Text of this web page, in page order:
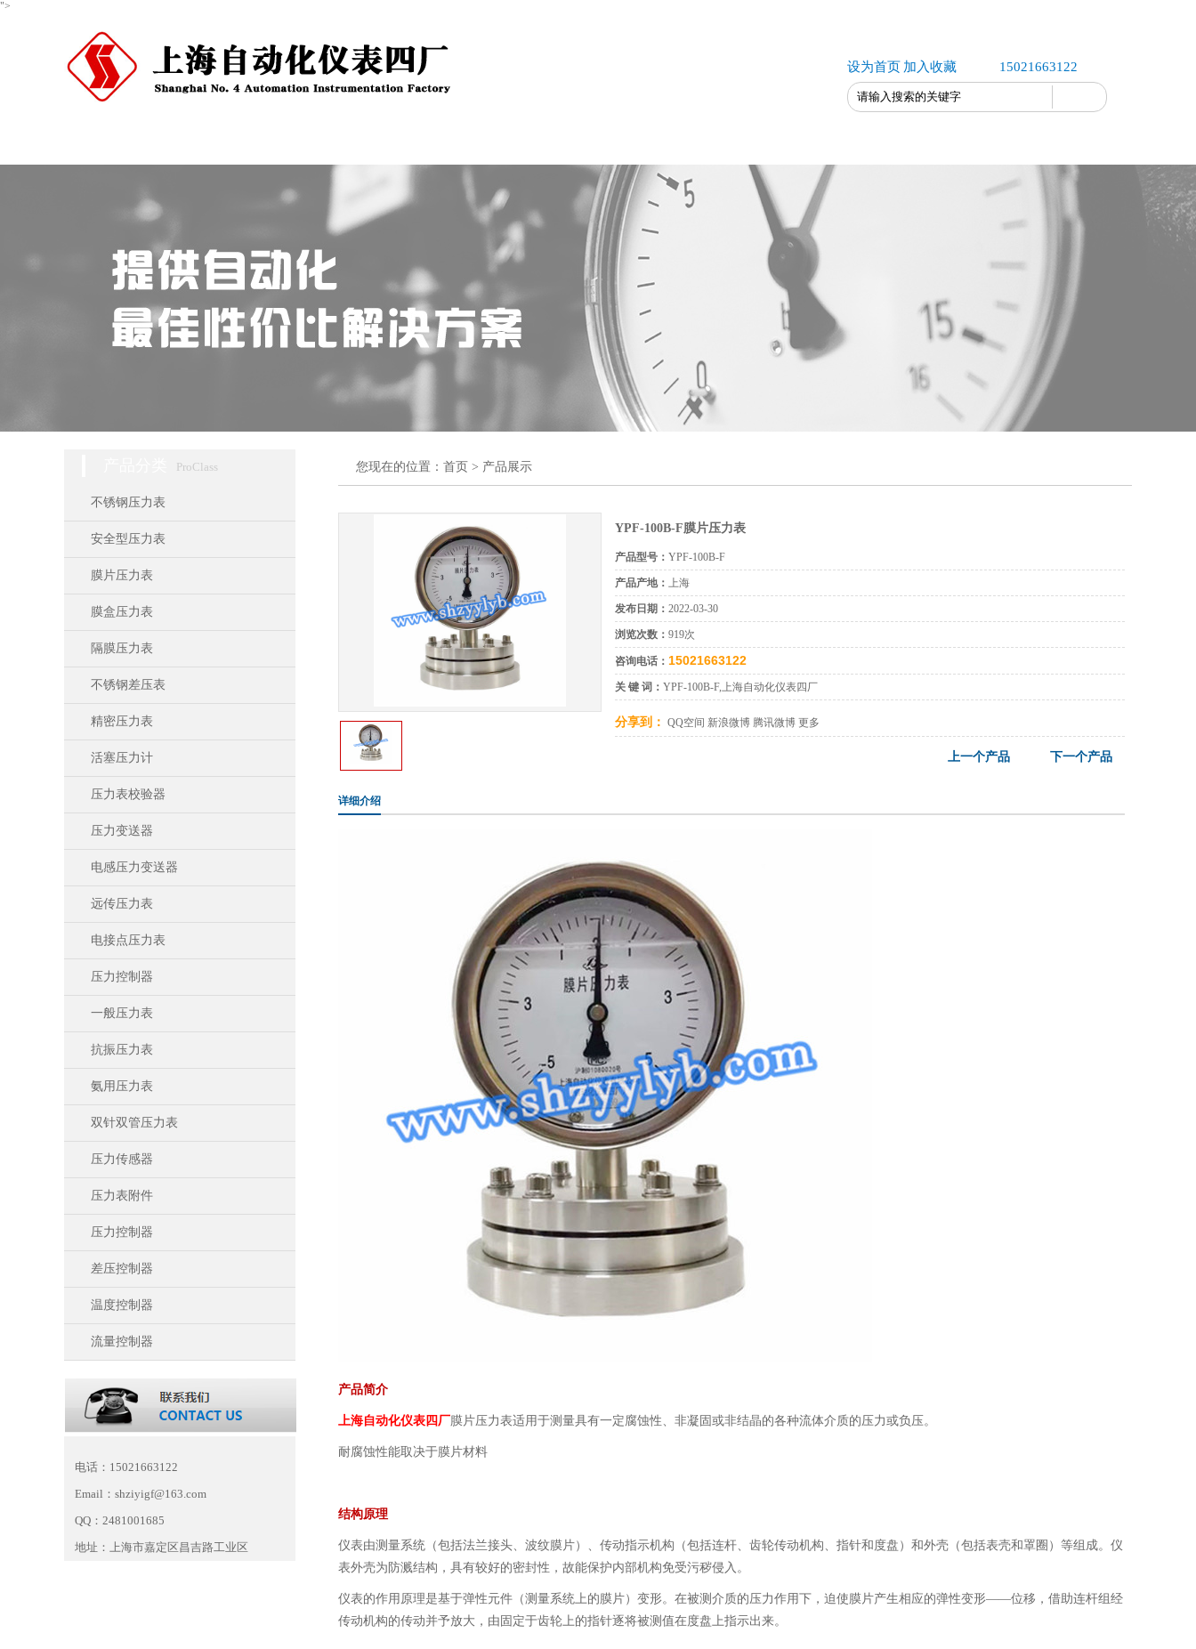
">
设为首页 加入收藏 15021663122
ProClass
不锈钢压力表
安全型压力表
膜片压力表
膜盒压力表
隔膜压力表
不锈钢差压表
精密压力表
活塞压力计
压力表校验器
压力变送器
电感压力变送器
远传压力表
电接点压力表
压力控制器
一般压力表
抗振压力表
氨用压力表
双针双管压力表
压力传感器
压力表附件
压力控制器
差压控制器
温度控制器
流量控制器
电话：15021663122
Email：shziyigf@163.com
QQ：2481001685
地址：上海市嘉定区昌吉路工业区
您现在的位置： 首页 > 产品展示
YPF-100B-F膜片压力表
产品型号： YPF-100B-F
产品产地： 上海
发布日期： 2022-03-30
浏览次数： 919次
咨询电话： 15021663122
关 键 词： YPF-100B-F,上海自动化仪表四厂
分享到： QQ空间 新浪微博 腾讯微博 更多
下一个产品
上一个产品
详细介绍
产品简介
上海自动化仪表四厂膜片压力表适用于测量具有一定腐蚀性、非凝固或非结晶的各种流体介质的压力或负压。
耐腐蚀性能取决于膜片材料
结构原理
仪表由测量系统（包括法兰接头、波纹膜片）、传动指示机构（包括连杆、齿轮传动机构、指针和度盘）和外壳（包括表壳和罩圈）等组成。仪
表外壳为防溅结构，具有较好的密封性，故能保护内部机构免受污秽侵入。
仪表的作用原理是基于弹性元件（测量系统上的膜片）变形。在被测介质的压力作用下，迫使膜片产生相应的弹性变形——位移，借助连杆组经
传动机构的传动并予放大，由固定于齿轮上的指针逐将被测值在度盘上指示出来。